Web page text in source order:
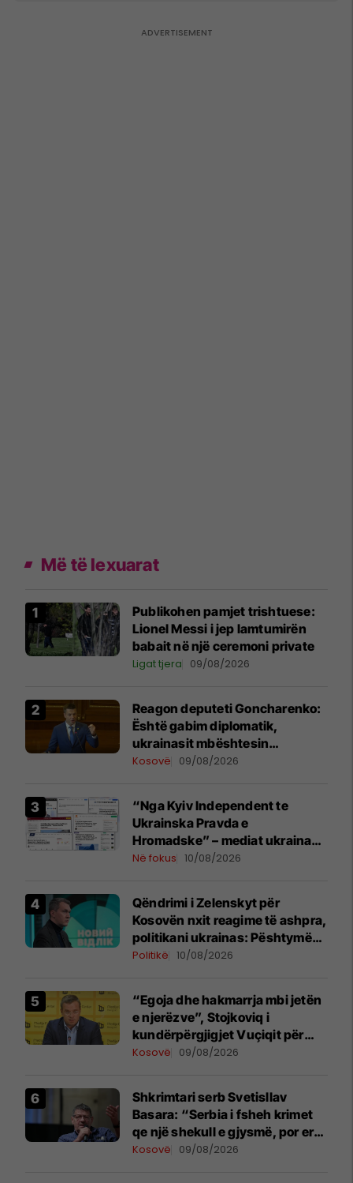
Më të lexuarat
Publikohen pamjet trishtuese:
Lionel Messi i jep lamtumirën
babait në një ceremoni private
Ligat tjera 09/08/2026
Reagon deputeti Goncharenko:
Është gabim diplomatik,
ukrainasit mbështesin
pavarësinë e Kosovës
Kosovë 09/08/2026
“Nga Kyiv Independent te
Ukrainska Pravda e
Hromadske” – mediat ukrainase
shkruajnë për reagimin e
Në fokus 10/08/2026
Qëndrimi i Zelenskyt për
Kosovën nxit reagime të ashpra,
politikani ukrainas: Pështymë
në fytyrën e një vendi mik
Politikë 10/08/2026
“Egoja dhe hakmarrja mbi jetën
e njerëzve”, Stojkoviq i
kundërpërgjigjet Vuçiqit për
ndryshimin e rrjedhës së Ibrit
Kosovë 09/08/2026
Shkrimtari serb Svetisllav
Basara: “Serbia i fsheh krimet
qe një shekull e gjysmë, por era
e keqe ka dalë në sipërfaqe”
Kosovë 09/08/2026